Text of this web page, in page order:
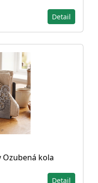
Detail
kola
Detail